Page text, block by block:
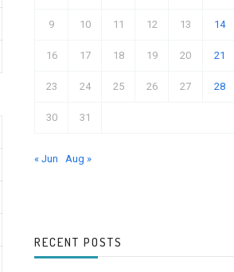
9 10 11 12 13 14
16 17 18 19 20 21
23 24 25 26 27 28
30 31
« Jun Aug »
RECENT POSTS